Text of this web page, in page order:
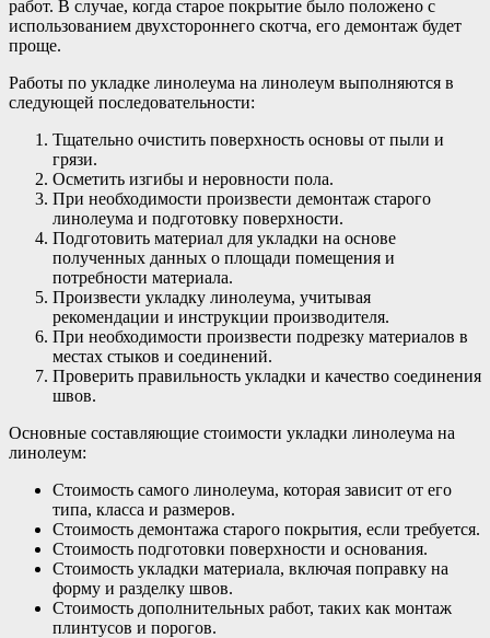
работ. В случае, когда старое покрытие было положено с
использованием двухстороннего скотча, его демонтаж будет
проще.
Работы по укладке линолеума на линолеум выполняются в
следующей последовательности:
Тщательно очистить поверхность основы от пыли и
грязи.
Осметить изгибы и неровности пола.
При необходимости произвести демонтаж старого
линолеума и подготовку поверхности.
Подготовить материал для укладки на основе
полученных данных о площади помещения и
потребности материала.
Произвести укладку линолеума, учитывая
рекомендации и инструкции производителя.
При необходимости произвести подрезку материалов в
местах стыков и соединений.
Проверить правильность укладки и качество соединения
швов.
Основные составляющие стоимости укладки линолеума на
линолеум:
Стоимость самого линолеума, которая зависит от его
типа, класса и размеров.
Стоимость демонтажа старого покрытия, если требуется.
Стоимость подготовки поверхности и основания.
Стоимость укладки материала, включая поправку на
форму и разделку швов.
Стоимость дополнительных работ, таких как монтаж
плинтусов и порогов.